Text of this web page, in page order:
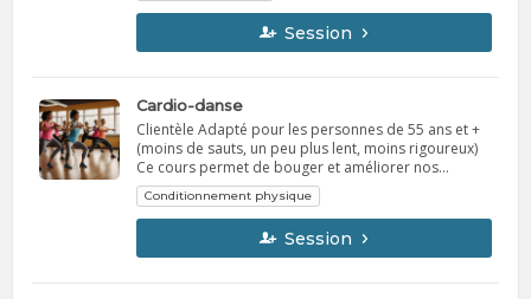
jazz moderne tels que les isolations, les
mouvements fluides et le style personnel. Cette
fusion permet une plus grande expression
à travers une chorégraphie fluide, dynamique et
rythmée, sur fond de musique contemporaine.
Matériel Vêtements confortables pour bouger (ex.:
leggings/shorts/joggings/t-shirt)
Session
Cardio-danse
Clientèle Adapté pour les personnes de 55 ans et +
(moins de sauts, un peu plus lent, moins rigoureux)
Ce cours permet de bouger et améliorer nos
capacités cardio musculaires ainsi que nos capacités
cervicales.
Conditionnement physique
Session